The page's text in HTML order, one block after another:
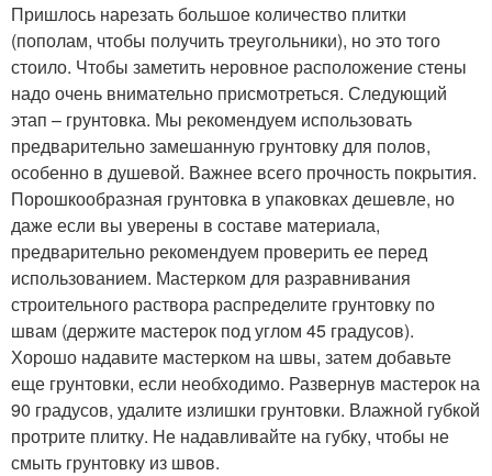
Пришлось нарезать большое количество плитки
(пополам, чтобы получить треугольники), но это того
стоило. Чтобы заметить неровное расположение стены
надо очень внимательно присмотреться. Следующий
этап – грунтовка. Мы рекомендуем использовать
предварительно замешанную грунтовку для полов,
особенно в душевой. Важнее всего прочность покрытия.
Порошкообразная грунтовка в упаковках дешевле, но
даже если вы уверены в составе материала,
предварительно рекомендуем проверить ее перед
использованием. Мастерком для разравнивания
строительного раствора распределите грунтовку по
швам (держите мастерок под углом 45 градусов).
Хорошо надавите мастерком на швы, затем добавьте
еще грунтовки, если необходимо. Развернув мастерок на
90 градусов, удалите излишки грунтовки. Влажной губкой
протрите плитку. Не надавливайте на губку, чтобы не
смыть грунтовку из швов.